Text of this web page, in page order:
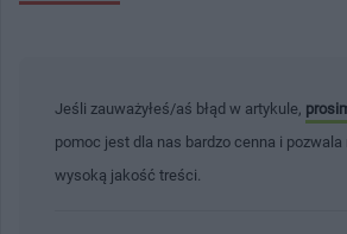
Jeśli zauważyłeś/aś błąd w artykule,
pomoc jest dla nas bardzo cenna i
wysoką jakość treści.